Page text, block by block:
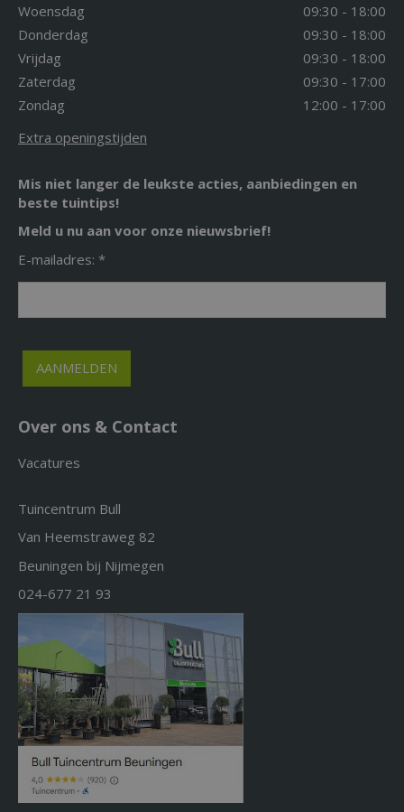
Woensdag
09:30 - 18:00
Donderdag
09:30 - 18:00
Vrijdag
09:30 - 18:00
Zaterdag
09:30 - 17:00
Zondag
12:00 - 17:00
Extra openingstijden
Mis niet langer de leukste acties, aanbiedingen en
beste tuintips!
Meld u nu aan voor onze nieuwsbrief!
E-mailadres: *
Over ons & Contact
Vacatures
Tuincentrum Bull
Van Heemstraweg 82
Beuningen bij Nijmegen
024-677 21 93